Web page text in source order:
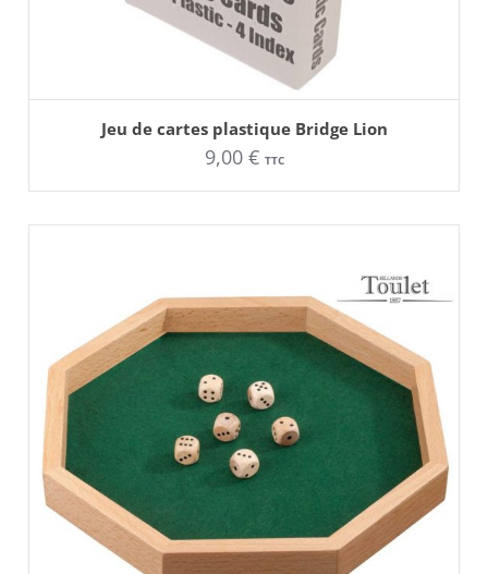
Ce
produit
a
variations.
la
page
du
produit
Jeu de cartes plastique Bridge Lion
9,00 € TTC